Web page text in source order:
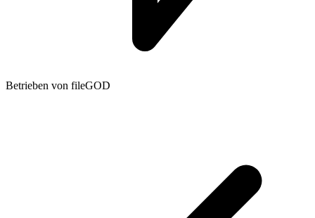
Betrieben von fileGOD